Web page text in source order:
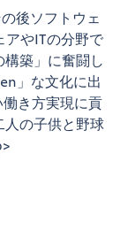
後ソフトウェ
アやITの分野で
築」に奮闘し
」な文化に出
き方実現に貢
の子供と野球